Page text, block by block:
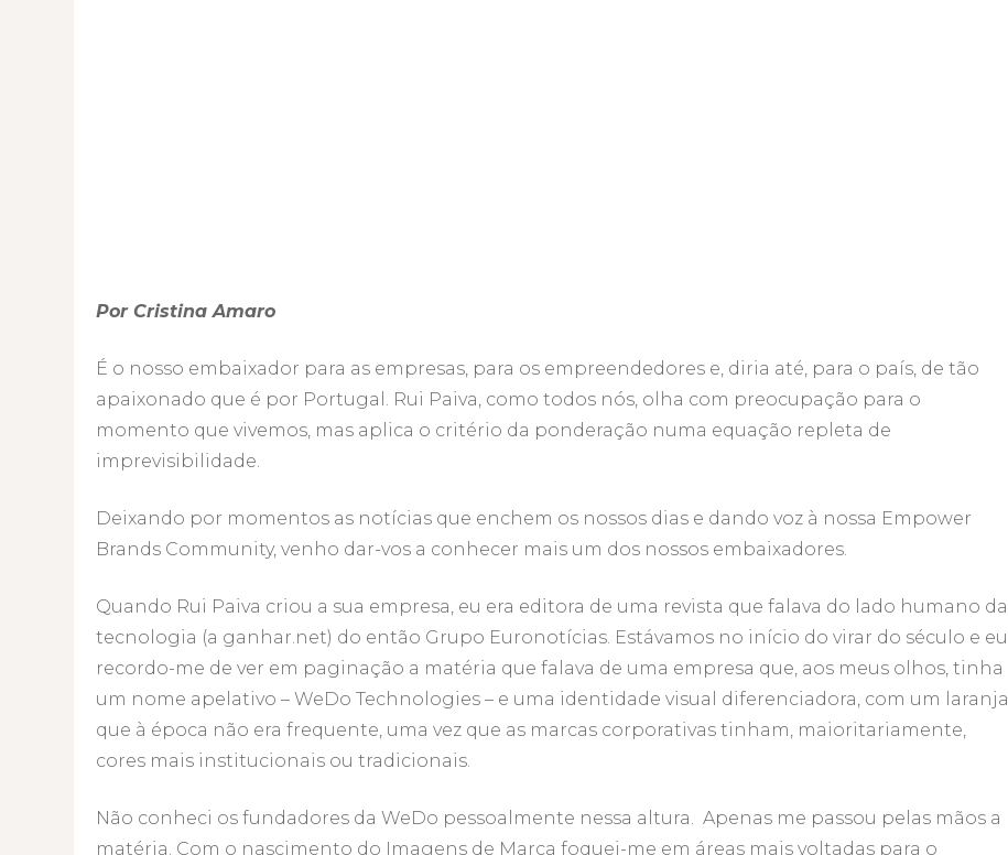
Por Cristina Amaro
É o nosso embaixador para as empresas, para os empreendedores e, diria até, para o país, de tão
apaixonado que é por Portugal. Rui Paiva, como todos nós, olha com preocupação para o
momento que vivemos, mas aplica o critério da ponderação numa equação repleta de
imprevisibilidade.
Deixando por momentos as notícias que enchem os nossos dias e dando voz à nossa Empower
Brands Community, venho dar-vos a conhecer mais um dos nossos embaixadores.
Quando Rui Paiva criou a sua empresa, eu era editora de uma revista que falava do lado humano da
tecnologia (a ganhar.net) do então Grupo Euronotícias. Estávamos no início do virar do século e eu
recordo-me de ver em paginação a matéria que falava de uma empresa que, aos meus olhos, tinha
um nome apelativo – WeDo Technologies – e uma identidade visual diferenciadora, com um laranja
que à época não era frequente, uma vez que as marcas corporativas tinham, maioritariamente,
cores mais institucionais ou tradicionais.
Não conheci os fundadores da WeDo pessoalmente nessa altura. Apenas me passou pelas mãos a
matéria. Com o nascimento do Imagens de Marca foquei-me em áreas mais voltadas para o